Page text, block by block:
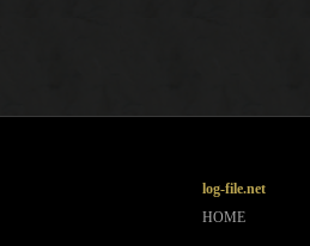
log-file.net
HOME